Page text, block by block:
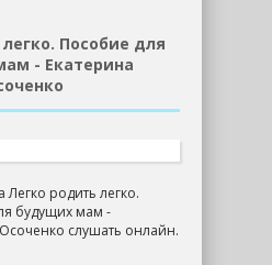
Пособие для
- Екатерина
Легко родить легко.
будущих мам -
слушать онлайн.